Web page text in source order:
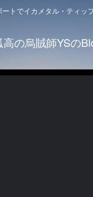
トでイカメタル・ティッ
高の烏賊師YSの